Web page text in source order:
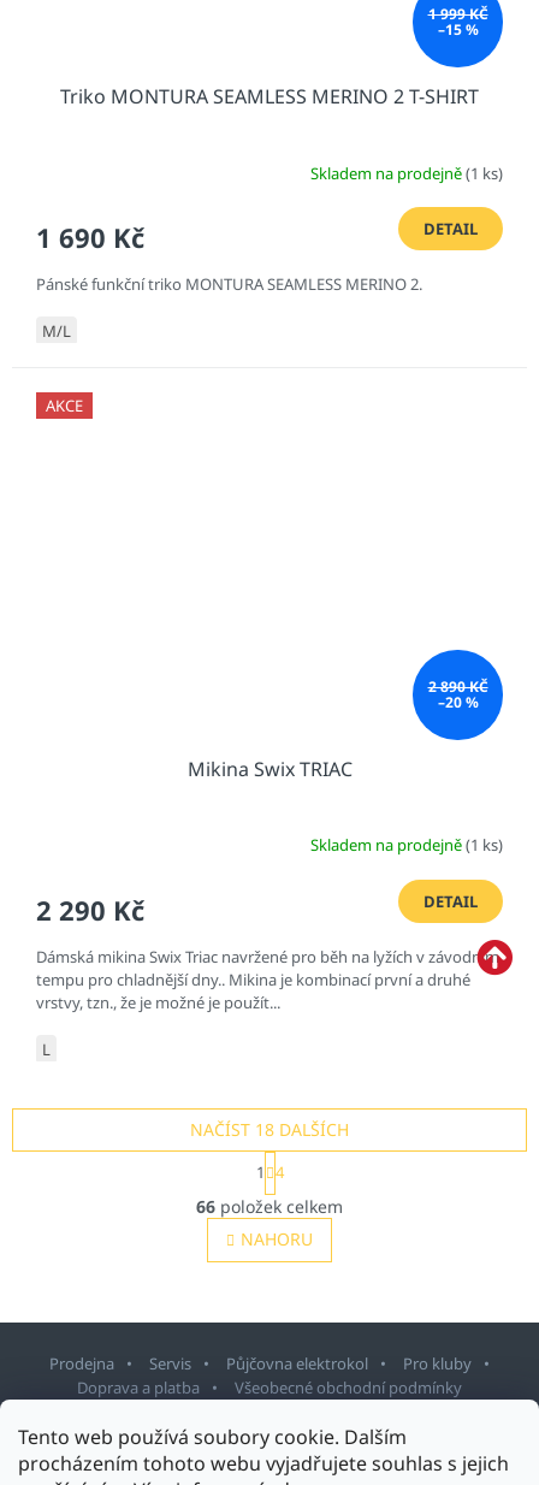
Tento web používá soubory cookie. Dalším
procházením tohoto webu vyjadřujete souhlas s jejich
1 999 KČ
–15 %
Triko MONTURA SEAMLESS MERINO 2 T-SHIRT
Skladem na prodejně(1 ks)
1 690 Kč DETAIL
Pánské funkční triko MONTURA SEAMLESS MERINO 2.
M/L
AKCE
2 890 KČ
–20 %
Mikina Swix TRIAC
Skladem na prodejně(1 ks)
2 290 Kč DETAIL
Dámská mikina Swix Triac navržené pro běh na lyžích v závodním
tempu pro chladnější dny.. Mikina je kombinací první a druhé
vrstvy, tzn., že je možné je použít...
L
O
v
l
á
c
í
p
r
k
y
NAČÍST 18 DALŠÍCH
S
t
r
á
n
k
á
í
1 4
66 položek celkem
NAHORU
Prodejna Servis Půjčovna elektrokol
Pro kluby
Doprava a platba
Všeobecné obchodní podmínky